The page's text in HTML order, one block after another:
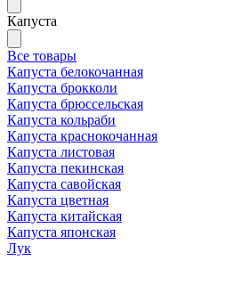
Капуста
Все товары
Капуста белокочанная
Капуста брокколи
Капуста брюссельская
Капуста кольраби
Капуста краснокочанная
Капуста листовая
Капуста пекинская
Капуста савойская
Капуста цветная
Капуста китайская
Капуста японская
Лук